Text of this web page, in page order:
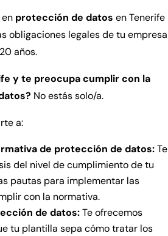
protección de datos en Tenerife
obligaciones legales de tu empresa
años.
y te preocupa cumplir con la
No estás solo/a.
a:
de protección de datos:Te
del nivel de cumplimiento de tu
pautas para implementar las
con la normativa.
de datos:Te ofrecemos
tu plantilla sepa cómo tratar los